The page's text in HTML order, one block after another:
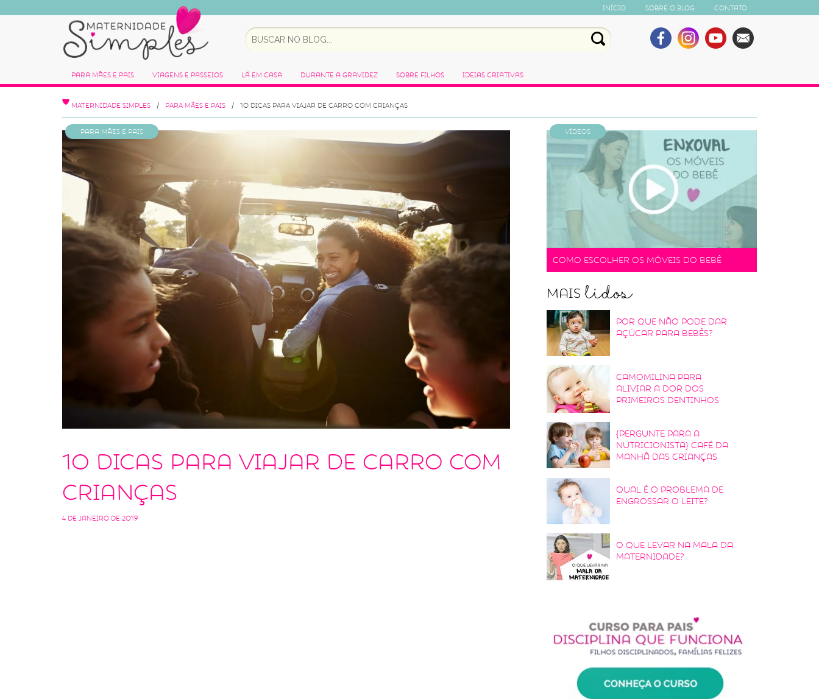
Início Sobre o Blog Contato
Para Mães e Pais Viagens e Passeios Lá em Casa Durante a Gravidez Sobre Filhos Ideias Criativas
MATERNIDADE SIMPLES PARA MÃES E PAIS 10 DICAS PARA VIAJAR DE CARRO COM CRIANÇAS
Para Mães e Pais
10 dicas para viajar de carro com
crianças
4 de janeiro de 2019
Vídeos
Como escolher os móveis do bebê
Maislidos
Por que não pode dar
açúcar para bebês?
Camomilina para
aliviar a dor dos
primeiros dentinhos
{Pergunte para a
nutricionista} Café da
manhã das crianças
Qual é o problema de
engrossar o leite?
O que levar na mala da
maternidade?